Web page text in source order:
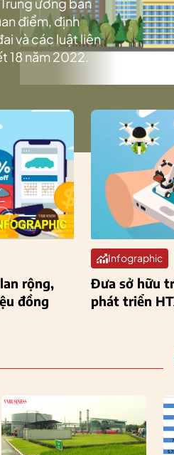
điểm, định
và các luật liên
18 năm 2022.
rộng,
đồng
Infographic
Đưa sở hữu
phát triển